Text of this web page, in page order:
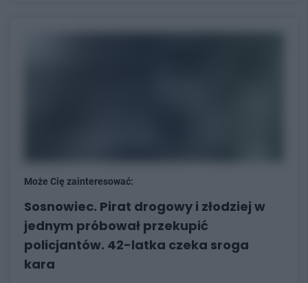
Może Cię zainteresować:
Sosnowiec. Pirat drogowy i złodziej w
jednym próbował przekupić
policjantów. 42-latka czeka sroga
kara